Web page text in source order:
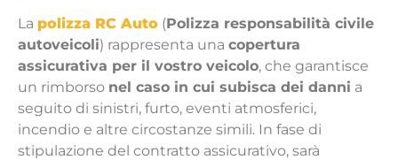
La polizza RC Auto (Polizza responsabilità civile
autoveicoli) rappresenta una copertura
assicurativa per il vostro veicolo, che garantisce
un rimborso nel caso in cui subisca dei danni a
seguito di sinistri, furto, eventi atmosferici,
incendio e altre circostanze simili. In fase di
stipulazione del contratto assicurativo, sarà